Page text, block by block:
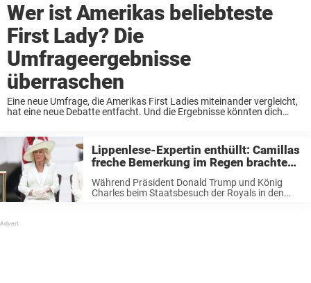
Wer ist Amerikas beliebteste
First Lady? Die
Umfrageergebnisse
überraschen
Eine neue Umfrage, die Amerikas First Ladies miteinander vergleicht,
hat eine neue Debatte entfacht. Und die Ergebnisse könnten dich
Lippenlese-Expertin enthüllt: Camillas
freche Bemerkung im Regen brachte
Melania zum Staunen
Während Präsident Donald Trump und König
Charles beim Staatsbesuch der Royals in den